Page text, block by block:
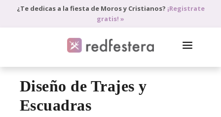
¿Te dedicas a la fiesta de Moros y Cristianos? ¡Registrate
gratis! »
PEDIR PRESUPUESTO
Diseño de Trajes y
Escuadras